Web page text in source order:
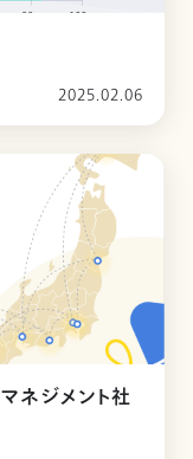
2025.02.06
ネジメント社